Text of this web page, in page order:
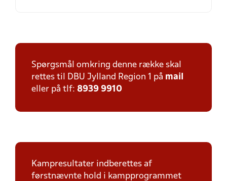
Spørgsmål omkring denne række skal
rettes til DBU Jylland Region 1 på mail
eller på tlf: 8939 9910
Kampresultater indberettes af
førstnævnte hold i kampprogrammet